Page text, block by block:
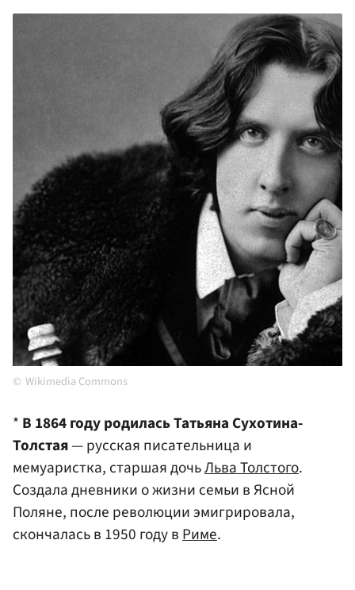
Wikimedia Commons
* В 1864 году родилась Татьяна Сухотина-
Толстая— русская писательница и
мемуаристка, старшая дочьЛьва Толстого.
Создала дневники о жизни семьи в Ясной
Поляне, после революции эмигрировала,
скончалась в 1950 году в Риме.